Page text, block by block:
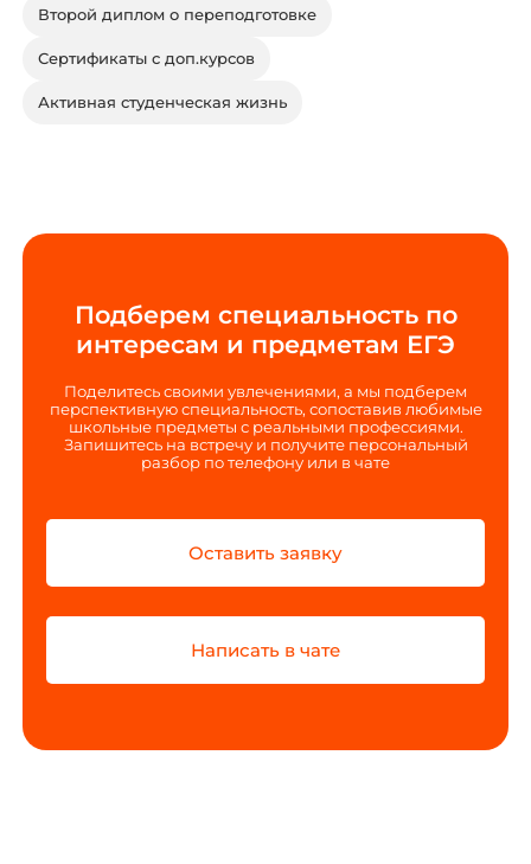
Второй диплом о переподготовке
Сертификаты с доп.курсов
Активная студенческая жизнь
Подберем специальность по
интересам и предметам ЕГЭ
Поделитесь своими увлечениями, а мы подберем
перспективную специальность, сопоставив любимые
школьные предметы с реальными профессиями.
Запишитесь на встречу и получите персональный
разбор по телефону или в чате
Оставить заявку
Написать в чате